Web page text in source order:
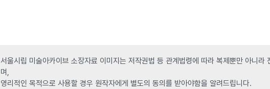
서울시립 미술아카이브 소장자료 이미지는 저작권법 등 관계법령에 따라 복제뿐만 아니
며,
영리적인 목적으로 사용할 경우 원작자에게 별도의 동의를 받아야함을 알려드립니다.